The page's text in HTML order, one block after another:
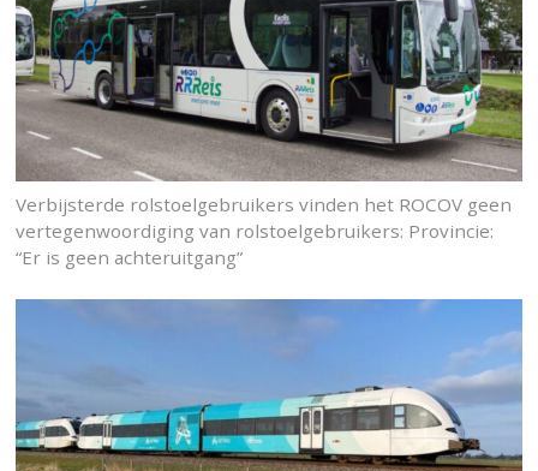
Verbijsterde rolstoelgebruikers vinden het ROCOV geen
vertegenwoordiging van rolstoelgebruikers: Provincie:
“Er is geen achteruitgang”